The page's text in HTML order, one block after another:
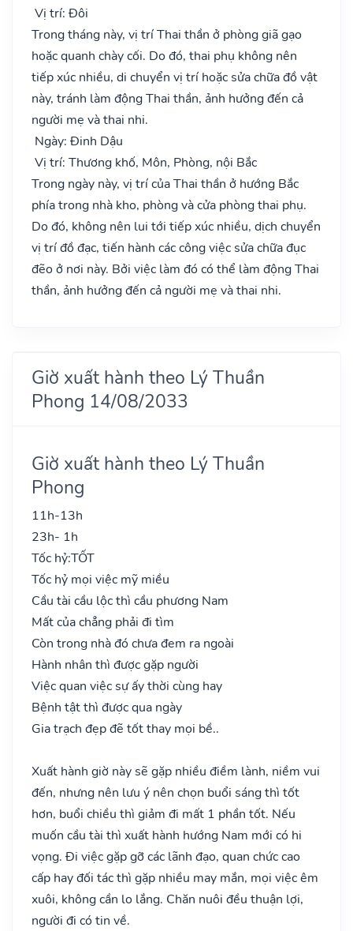
Vị trí: Đôi
Trong tháng này, vị trí Thai thần ở phòng giã gạo
hoặc quanh chày cối. Do đó, thai phụ không nên
tiếp xúc nhiều, di chuyển vị trí hoặc sửa chữa đồ vật
này, tránh làm động Thai thần, ảnh hưởng đến cả
người mẹ và thai nhi.
Ngày: Đinh Dậu
Vị trí: Thương khố, Môn, Phòng, nội Bắc
Trong ngày này, vị trí của Thai thần ở hướng Bắc
phía trong nhà kho, phòng và cửa phòng thai phụ.
Do đó, không nên lui tới tiếp xúc nhiều, dịch chuyển
vị trí đồ đạc, tiến hành các công việc sửa chữa đục
đẽo ở nơi này. Bởi việc làm đó có thể làm động Thai
thần, ảnh hưởng đến cả người mẹ và thai nhi.
Giờ xuất hành theo Lý Thuần
Phong 14/08/2033
Giờ xuất hành theo Lý Thuần
Phong
11h-13h
23h- 1h
Tốc hỷ:TỐT
Tốc hỷ mọi việc mỹ miều
Cầu tài cầu lộc thì cầu phương Nam
Mất của chẳng phải đi tìm
Còn trong nhà đó chưa đem ra ngoài
Hành nhân thì được gặp người
Việc quan việc sự ấy thời cùng hay
Bệnh tật thì được qua ngày
Gia trạch đẹp đẽ tốt thay mọi bề..
Xuất hành giờ này sẽ gặp nhiều điềm lành, niềm vui
đến, nhưng nên lưu ý nên chọn buổi sáng thì tốt
hơn, buổi chiều thì giảm đi mất 1 phần tốt. Nếu
muốn cầu tài thì xuất hành hướng Nam mới có hi
vọng. Đi việc gặp gỡ các lãnh đạo, quan chức cao
cấp hay đối tác thì gặp nhiều may mắn, mọi việc êm
xuôi, không cần lo lắng. Chăn nuôi đều thuận lợi,
người đi có tin về.